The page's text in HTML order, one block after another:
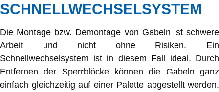
SCHNELLWECHSELSYSTEM
Die Montage bzw. Demontage von Gabeln ist schwere
Arbeit und nicht ohne Risiken. Ein
Schnellwechselsystem ist in diesem Fall ideal. Durch
Entfernen der Sperrblöcke können die Gabeln ganz
einfach gleichzeitig auf einer Palette abgestellt werden.